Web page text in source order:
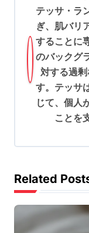
i
g
a
テッサ・ラ
ぎ、肌バリ
することに
のバックグ
対する過
す。テッサ
じて、個人
ことを
Related